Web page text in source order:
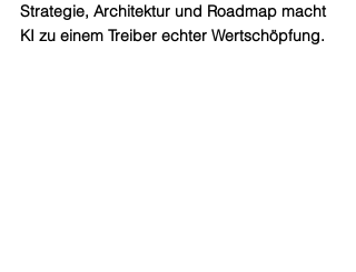
Strategie, Architektur und Roadmap macht
KI zu einem Treiber echter Wertschöpfung.